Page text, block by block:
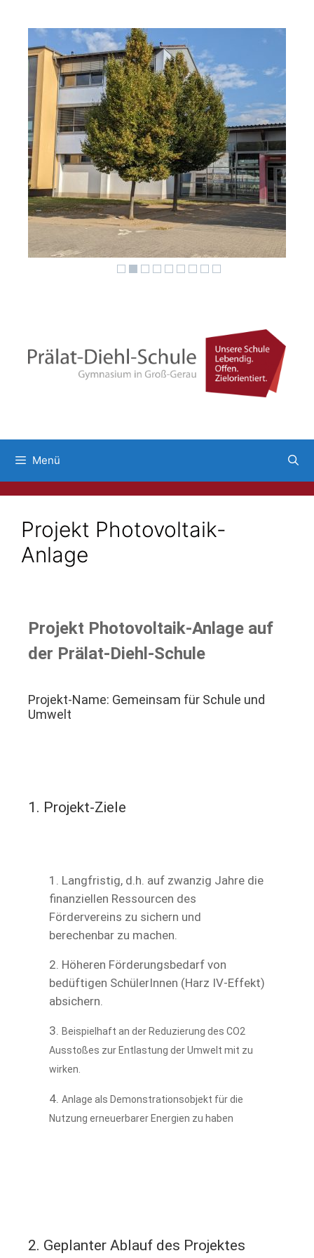
Menü
Projekt Photovoltaik-
Anlage
Projekt Photovoltaik-Anlage auf
der Prälat-Diehl-Schule
Projekt-Name: Gemeinsam für Schule und
Umwelt
1. Projekt-Ziele
Langfristig, d.h. auf zwanzig Jahre die
finanziellen Ressourcen des
Fördervereins zu sichern und
berechenbar zu machen.
Höheren Förderungsbedarf von
bedüftigen SchülerInnen (Harz IV-Effekt)
absichern.
Beispielhaft an der Reduzierung des CO2
Ausstoßes zur Entlastung der Umwelt mit zu
wirken.
Anlage als Demonstrationsobjekt für die
Nutzung erneuerbarer Energien zu haben
2. Geplanter Ablauf des Projektes